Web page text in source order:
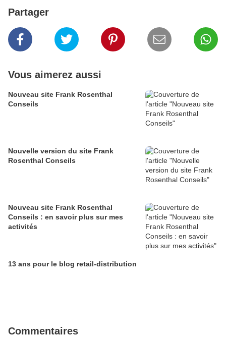
Partager
Vous aimerez aussi
Nouveau site Frank Rosenthal
Conseils
Nouvelle version du site Frank
Rosenthal Conseils
Nouveau site Frank Rosenthal
Conseils : en savoir plus sur mes
activités
13 ans pour le blog retail-distribution
Commentaires